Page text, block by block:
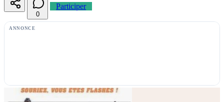
0
Participer
ANNONCE